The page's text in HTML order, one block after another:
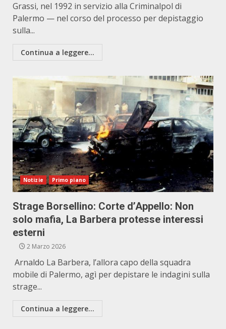
Grassi, nel 1992 in servizio alla Criminalpol di
Palermo — nel corso del processo per depistaggio
sulla...
Continua a leggere...
Notizie Primo piano
Strage Borsellino: Corte d’Appello: Non
solo mafia, La Barbera protesse interessi
esterni
2 Marzo 2026
Arnaldo La Barbera, l’allora capo della squadra
mobile di Palermo, agì per depistare le indagini sulla
strage...
Continua a leggere...